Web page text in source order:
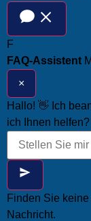
F
FAQ-Assistent
×
Hallo! 👋 Ich
ich Ihnen helfen?
Finden Sie
Nachricht.